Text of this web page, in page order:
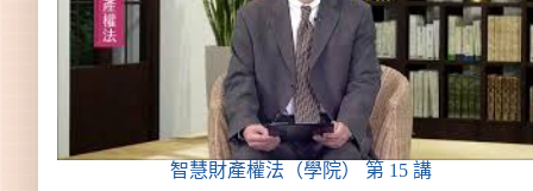
智慧財產權法（學院） 第 15 講